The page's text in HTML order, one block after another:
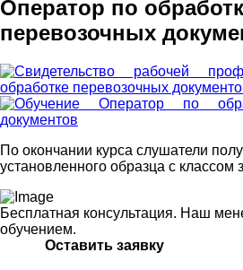
Оператор по
перевозочных
По окончании курса слушатели
установленного образца с
Бесплатная консультация. Наш
обучением.
Оставить заявку